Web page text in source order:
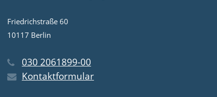
Friedrichstraße 60
10117 Berlin
030 2061899-00
Kontaktformular